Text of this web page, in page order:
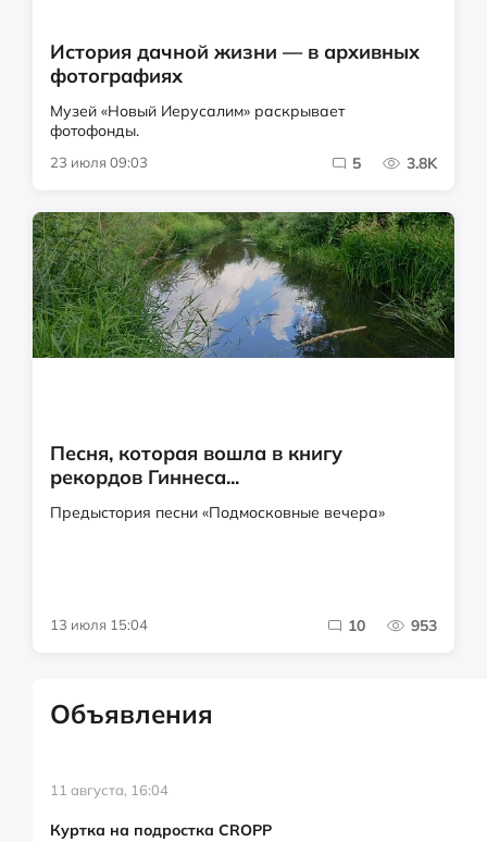
История дачной жизни — в архивных
фотографиях
Музей «Новый Иерусалим» раскрывает
фотофонды.
23 июля 09:03 5 3.8K
Песня, которая вошла в книгу
рекордов Гиннеса...
Предыстория песни «Подмосковные вечера»
13 июля 15:04 10 953
Объявления
11 августа, 16:04
Куртка на подростка CROPP